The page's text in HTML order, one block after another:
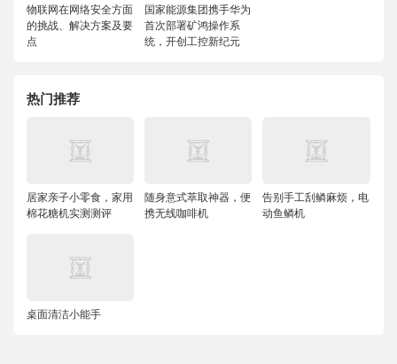
物联网在网络安全方面
的挑战、解决方案及要
点
国家能源集团携手华为
首次部署矿鸿操作系
统，开创工控新纪元
热门推荐
居家亲子小零食，家用
棉花糖机实测测评
随身意式萃取神器，便
携无线咖啡机
告别手工刮鳞麻烦，电
动鱼鳞机
桌面清洁小能手